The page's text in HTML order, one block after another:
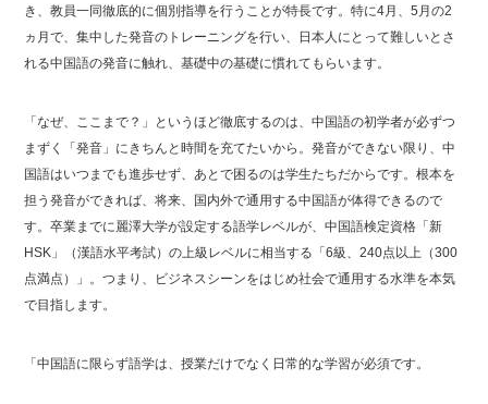
き、教員一同徹底的に個別指導を行うことが特長です。特に4月、5月の2
ヵ月で、集中した発音のトレーニングを行い、日本人にとって難しいとさ
れる中国語の発音に触れ、基礎中の基礎に慣れてもらいます。
「なぜ、ここまで？」というほど徹底するのは、中国語の初学者が必ずつ
まずく「発音」にきちんと時間を充てたいから。発音ができない限り、中
国語はいつまでも進歩せず、あとで困るのは学生たちだからです。根本を
担う発音ができれば、将来、国内外で通用する中国語が体得できるので
す。卒業までに麗澤大学が設定する語学レベルが、中国語検定資格「新
HSK」（漢語水平考試）の上級レベルに相当する「6級、240点以上（300
点満点）」。つまり、ビジネスシーンをはじめ社会で通用する水準を本気
で目指します。
「中国語に限らず語学は、授業だけでなく日常的な学習が必須です。